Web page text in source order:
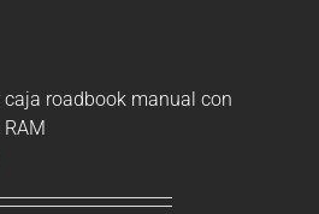
caja roadbook manual con